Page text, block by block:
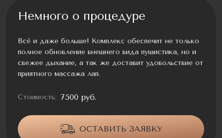
Немного о процедуре
Всё и даже больше! Комплекс обеспечит не только
полное обновление внешнего вида пушистика, но и
свежее дыхание, а так же доставит удовольствие от
приятного массажа лап.
Стоимость: 7500 руб.
ОСТАВИТЬ ЗАЯВКУ